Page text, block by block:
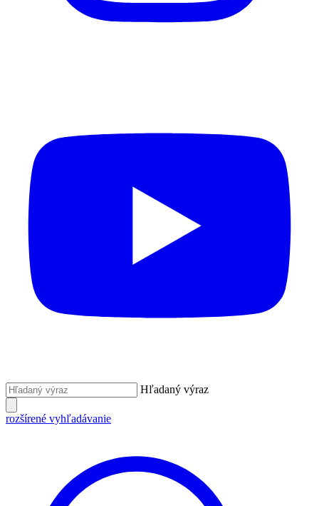
Hľadaný výraz
rozšírené vyhľadávanie